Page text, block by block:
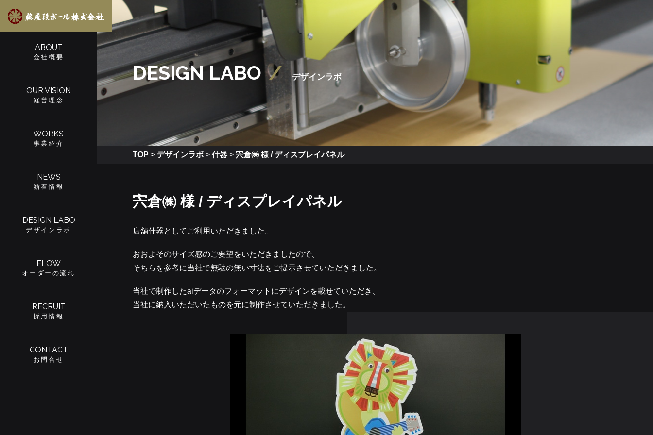
ABOUT
会社概要
OUR VISION
経営理念
WORKS
事業紹介
NEWS
新着情報
DESIGN LABO
デザインラボ
FLOW
オーダーの流れ
RECRUIT
採用情報
CONTACT
お問合せ
DESIGN LABO デザインラボ
TOP > デザインラボ> 什器> 宍倉㈱ 様 / ディスプレイパネル
宍倉㈱ 様 / ディスプレイパネル
店舗什器としてご利用いただきました。
おおよそのサイズ感のご要望をいただきましたので、
そちらを参考に当社で無駄の無い寸法をご提示させていただきました。
当社で制作したaiデータのフォーマットにデザインを載せていただき、
当社に納入いただいたものを元に制作させていただきました。